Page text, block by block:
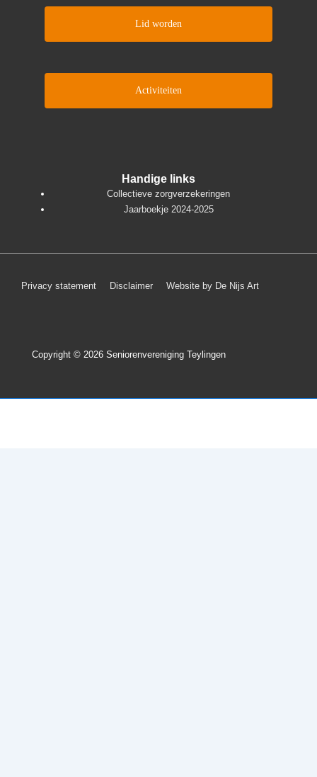
Lid worden
Activiteiten
Handige links
Collectieve zorgverzekeringen
Jaarboekje 2024-2025
Footer
Privacy statement Disclaimer Website by De Nijs Art
Copyright © 2026 Seniorenvereniging Teylingen